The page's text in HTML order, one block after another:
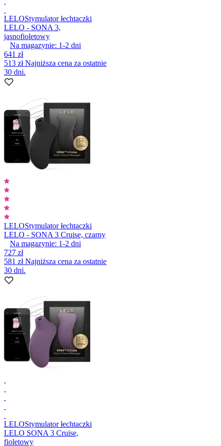
LELOStymulator łechtaczki
LELO - SONA 3,
jasnofioletowy
Na magazynie: 1-2 dni
641 zł
513 złNajniższa cena za ostatnie
30 dni.
LELOStymulator łechtaczki
LELO - SONA 3 Cruise, czarny
Na magazynie: 1-2 dni
727 zł
581 złNajniższa cena za ostatnie
30 dni.
LELOStymulator łechtaczki
LELO SONA 3 Cruise,
fioletowy